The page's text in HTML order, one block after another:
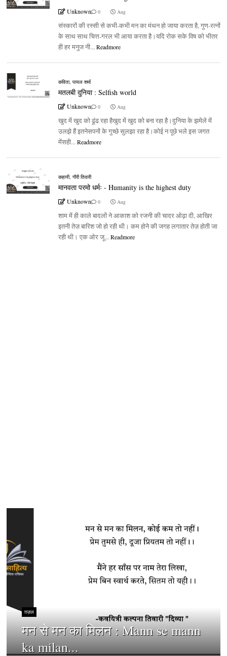
Unknown 0 Aug
संस्कारों की रस्सी से कभी-कभी मन का मंथन हो जाया करता है, गुण-रत्नों
के साथ साथ चित्त-गरल भी आया करता है।यदि रोक सके विष को भीतर
ही हर मनुज नी... Readmore
कविता, पायल शर्मा
मतलबी दुनिया : Selfish world
Unknown 0 Aug
खुद में खुद को ढूंढ रहा हैखुद में खुद को बना रहा है।दुनिया के झमेले में
उलझे हैं इतनेसपनों के गुच्छे सुलझा रहा है।कोई न पूछे भले इस जगत
मेंसही... Readmore
कहानी, गौरी तिवारी
मानवता परमो धर्मः - Humanity is the highest duty
Unknown 0 Aug
शाम में ही काले बादलों ने आकाश को रजनी की चादर ओढ़ा दी, आखिर
इतनी तेज़ बारिश जो हो रही थी। कम होने की जगह लगातार तेज़ होती जा
रही थी। एक ओर जू... Readmore
ग़ज़ल
मन से मन का मिलन : Mann se mann
ka milan...